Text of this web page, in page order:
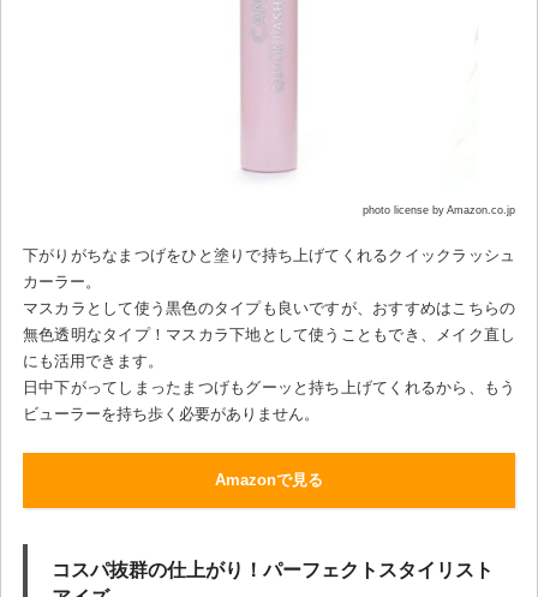
photo license by Amazon.co.jp
下がりがちなまつげをひと塗りで持ち上げてくれるクイックラッシュ
カーラー。
マスカラとして使う黒色のタイプも良いですが、おすすめはこちらの
無色透明なタイプ！マスカラ下地として使うこともでき、メイク直し
にも活用できます。
日中下がってしまったまつげもグーッと持ち上げてくれるから、もう
ビューラーを持ち歩く必要がありません。
Amazonで見る
コスパ抜群の仕上がり！パーフェクトスタイリスト